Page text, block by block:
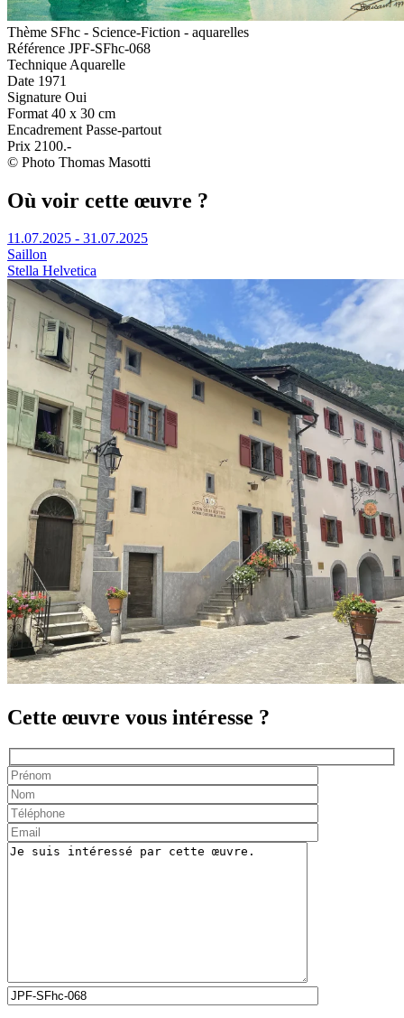
Thème SFhc - Science-Fiction - aquarelles
Référence JPF-SFhc-068
Technique Aquarelle
Date 1971
Signature Oui
Format 40 x 30 cm
Encadrement Passe-partout
Prix 2100.-
© Photo Thomas Masotti
Où voir cette œuvre ?
11.07.2025 - 31.07.2025
Saillon
Stella Helvetica
Cette œuvre vous intéresse ?